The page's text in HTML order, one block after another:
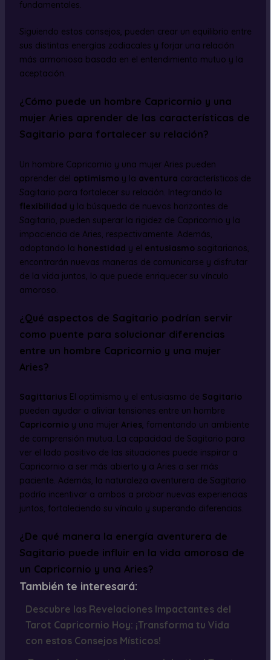
fundamentales.
Siguiendo estos consejos, pueden crear un equilibrio entre
sus distintas energías zodiacales y forjar una relación
más armoniosa basada en el entendimiento mutuo y la
aceptación.
¿Cómo puede un hombre Capricornio y una
mujer Aries aprender de las características de
Sagitario para fortalecer su relación?
Un hombre Capricornio y una mujer Aries pueden
aprender del optimismoy la aventura característicos de
Sagitario para fortalecer su relación. Integrando la
flexibilidad y la búsqueda de nuevos horizontes de
Sagitario, pueden superar la rigidez de Capricornio y la
impaciencia de Aries, respectivamente. Además,
adoptando la honestidad y el entusiasmosagitarianos,
encontrarán nuevas maneras de comunicarse y disfrutar
de la vida juntos, lo que puede enriquecer su vínculo
amoroso.
¿Qué aspectos de Sagitario podrían servir
como puente para solucionar diferencias
entre un hombre Capricornio y una mujer
Aries?
SagittariusEl optimismo y el entusiasmo de Sagitario
pueden ayudar a aliviar tensiones entre un hombre
Capricornioy una mujer Aries, fomentando un ambiente
de comprensión mutua. La capacidad de Sagitario para
ver el lado positivo de las situaciones puede inspirar a
Capricornio a ser más abierto y a Aries a ser más
paciente. Además, la naturaleza aventurera de Sagitario
podría incentivar a ambos a probar nuevas experiencias
juntos, fortaleciendo su vínculo y superando diferencias.
¿De qué manera la energía aventurera de
Sagitario puede influir en la vida amorosa de
un Capricornio y una Aries?
También te interesará:
Descubre las Revelaciones Impactantes del
Tarot Capricornio Hoy: ¡Transforma tu Vida
con estos Consejos Místicos!